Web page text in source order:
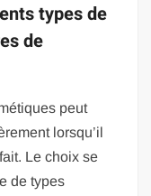
types de
de
peut
lorsqu’il
Le choix se
de types